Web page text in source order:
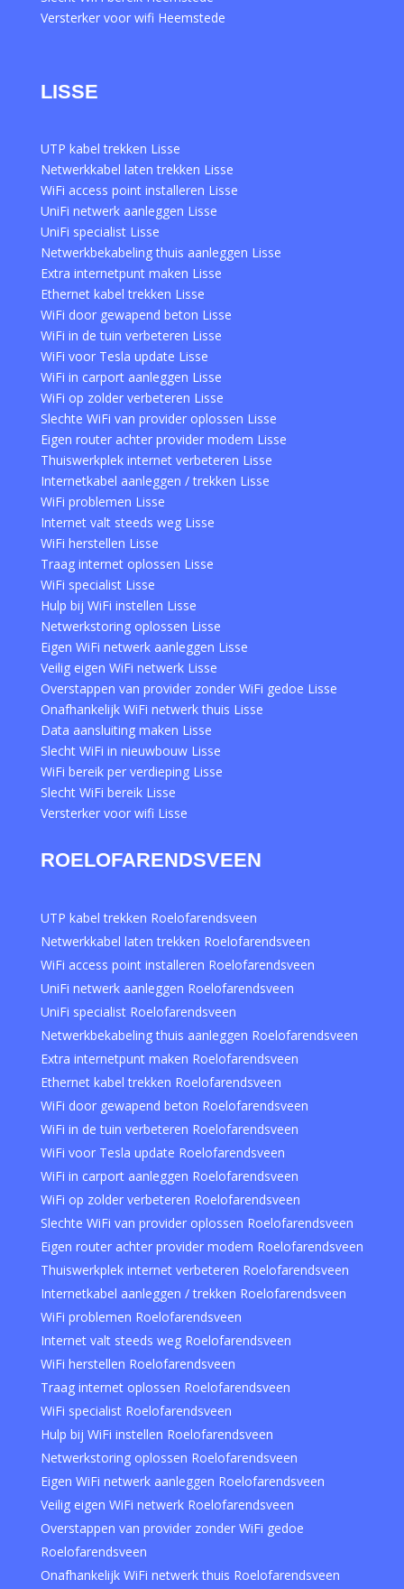
Versterker voor wifi Heemstede
LISSE
UTP kabel trekken Lisse
Netwerkkabel laten trekken Lisse
WiFi access point installeren Lisse
UniFi netwerk aanleggen Lisse
UniFi specialist Lisse
Netwerkbekabeling thuis aanleggen Lisse
Extra internetpunt maken Lisse
Ethernet kabel trekken Lisse
WiFi door gewapend beton Lisse
WiFi in de tuin verbeteren Lisse
WiFi voor Tesla update Lisse
WiFi in carport aanleggen Lisse
WiFi op zolder verbeteren Lisse
Slechte WiFi van provider oplossen Lisse
Eigen router achter provider modem Lisse
Thuiswerkplek internet verbeteren Lisse
Internetkabel aanleggen / trekken Lisse
WiFi problemen Lisse
Internet valt steeds weg Lisse
WiFi herstellen Lisse
Traag internet oplossen Lisse
WiFi specialist Lisse
Hulp bij WiFi instellen Lisse
Netwerkstoring oplossen Lisse
Eigen WiFi netwerk aanleggen Lisse
Veilig eigen WiFi netwerk Lisse
Overstappen van provider zonder WiFi gedoe Lisse
Onafhankelijk WiFi netwerk thuis Lisse
Data aansluiting maken Lisse
Slecht WiFi in nieuwbouw Lisse
WiFi bereik per verdieping Lisse
Slecht WiFi bereik Lisse
Versterker voor wifi Lisse
ROELOFARENDSVEEN
UTP kabel trekken Roelofarendsveen
Netwerkkabel laten trekken Roelofarendsveen
WiFi access point installeren Roelofarendsveen
UniFi netwerk aanleggen Roelofarendsveen
UniFi specialist Roelofarendsveen
Netwerkbekabeling thuis aanleggen Roelofarendsveen
Extra internetpunt maken Roelofarendsveen
Ethernet kabel trekken Roelofarendsveen
WiFi door gewapend beton Roelofarendsveen
WiFi in de tuin verbeteren Roelofarendsveen
WiFi voor Tesla update Roelofarendsveen
WiFi in carport aanleggen Roelofarendsveen
WiFi op zolder verbeteren Roelofarendsveen
Slechte WiFi van provider oplossen Roelofarendsveen
Eigen router achter provider modem Roelofarendsveen
Thuiswerkplek internet verbeteren Roelofarendsveen
Internetkabel aanleggen / trekken Roelofarendsveen
WiFi problemen Roelofarendsveen
Internet valt steeds weg Roelofarendsveen
WiFi herstellen Roelofarendsveen
Traag internet oplossen Roelofarendsveen
WiFi specialist Roelofarendsveen
Hulp bij WiFi instellen Roelofarendsveen
Netwerkstoring oplossen Roelofarendsveen
Eigen WiFi netwerk aanleggen Roelofarendsveen
Veilig eigen WiFi netwerk Roelofarendsveen
Overstappen van provider zonder WiFi gedoe
Roelofarendsveen
Onafhankelijk WiFi netwerk thuis Roelofarendsveen